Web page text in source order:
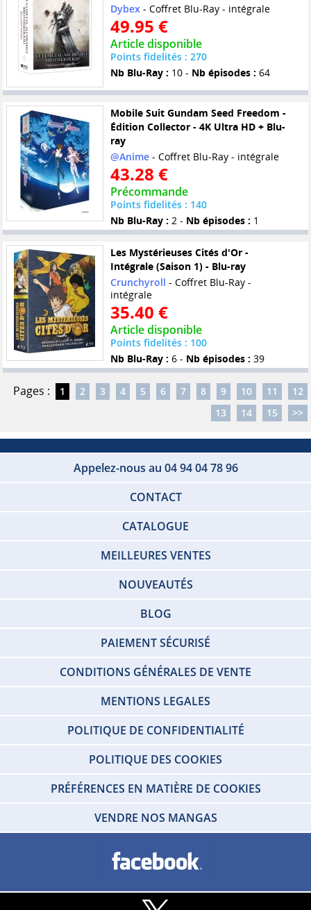
Dybex - Coffret Blu-Ray - intégrale
49.95 €
Article disponible
Points fidelités : 270
Nb Blu-Ray : 10 - Nb épisodes : 64
Mobile Suit Gundam Seed Freedom -
Édition Collector - 4K Ultra HD + Blu-
ray
@Anime- Coffret Blu-Ray - intégrale
43.28 €
Précommande
Points fidelités : 140
Nb Blu-Ray : 2 - Nb épisodes : 1
Les Mystérieuses Cités d'Or -
Intégrale (Saison 1) - Blu-ray
Crunchyroll - Coffret Blu-Ray -
intégrale
35.40 €
Article disponible
Points fidelités : 100
Nb Blu-Ray : 6 - Nb épisodes : 39
Pages : 1 2 3 4 5 6 7 8 9 10 11
12
13
14 15 >>
Appelez-nous au 04 94 04 78 96
CONTACT
CATALOGUE
MEILLEURES VENTES
NOUVEAUTÉS
BLOG
PAIEMENT SÉCURISÉ
CONDITIONS GÉNÉRALES DE VENTE
MENTIONS LEGALES
POLITIQUE DE CONFIDENTIALITÉ
POLITIQUE DES COOKIES
PRÉFÉRENCES EN MATIÈRE DE COOKIES
VENDRE NOS MANGAS